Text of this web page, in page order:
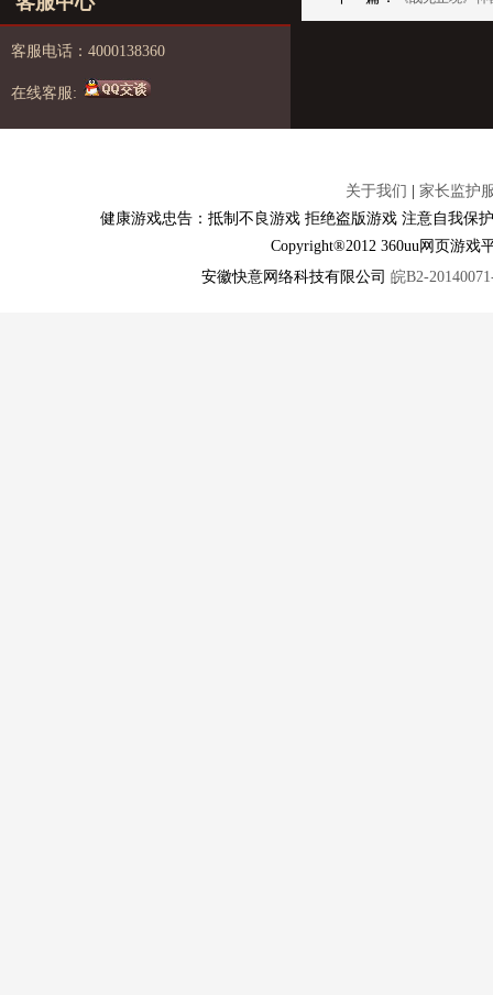
客服电话：4000138360
在线客服:
关于我们
家长监护
健康游戏忠告：抵制不良游戏 拒绝盗版游戏 注意自我保
Copyright®2012 360uu网页游
安徽快意网络科技有限公司 皖B2-